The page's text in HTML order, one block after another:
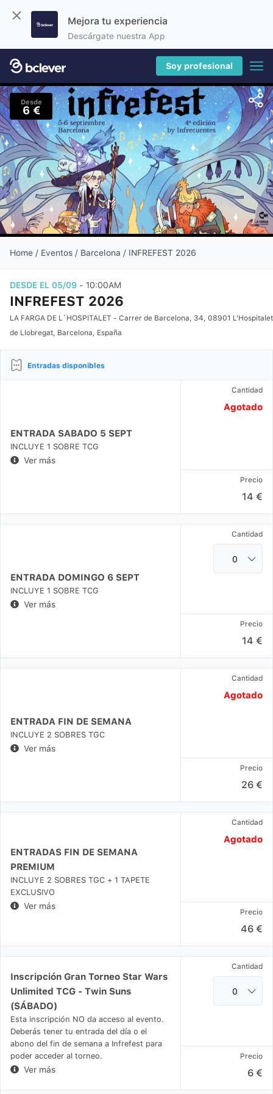
Mejora tu experiencia
Descárgate nuestra App
Soy profesional
Desde
6 €
Home / Eventos / Barcelona / INFREFEST 2026
DESDE EL 05/09 - 10:00AM
INFREFEST 2026
LA FARGA DE L´HOSPITALET - Carrer de Barcelona, 34, 08901 L'Hospitalet
de Llobregat, Barcelona, España
Entradas disponibles
ENTRADA SABADO 5 SEPT
INCLUYE 1 SOBRE TCG
Ver más
Precio
14 €
Cantidad
Agotado
ENTRADA DOMINGO 6 SEPT
INCLUYE 1 SOBRE TCG
Ver más
Precio
14 €
Cantidad
ENTRADA FIN DE SEMANA
INCLUYE 2 SOBRES TGC
Ver más
Precio
26 €
Cantidad
Agotado
ENTRADAS FIN DE SEMANA
PREMIUM
INCLUYE 2 SOBRES TGC + 1 TAPETE
EXCLUSIVO
Ver más
Precio
46 €
Cantidad
Agotado
Inscripción Gran Torneo Star Wars
Unlimited TCG - Twin Suns
(SÁBADO)
Esta inscripción NO da acceso al evento.
Deberás tener tu entrada del día o el
abono del fin de semana a Infrefest para
poder acceder al torneo.
Ver más
Precio
6 €
Cantidad